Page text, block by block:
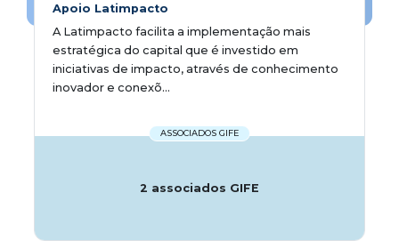
Apoio Latimpacto
A Latimpacto facilita a implementação mais
estratégica do capital que é investido em
iniciativas de impacto, através de conhecimento
inovador e conexõ...
ASSOCIADOS GIFE
2 associados GIFE